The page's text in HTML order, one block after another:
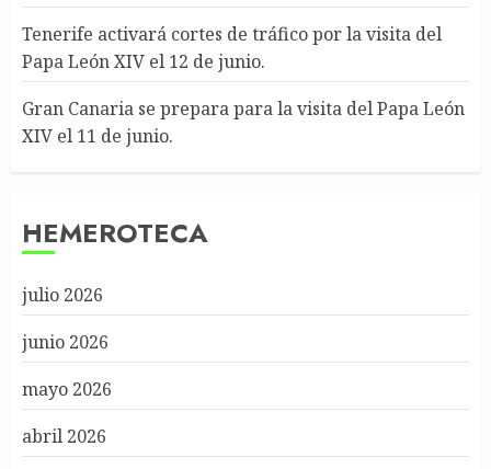
Tenerife activará cortes de tráfico por la visita del
Papa León XIV el 12 de junio.
Gran Canaria se prepara para la visita del Papa León
XIV el 11 de junio.
HEMEROTECA
julio 2026
junio 2026
mayo 2026
abril 2026